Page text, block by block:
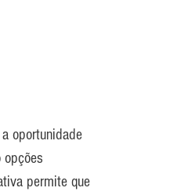
oportunidade
permite que